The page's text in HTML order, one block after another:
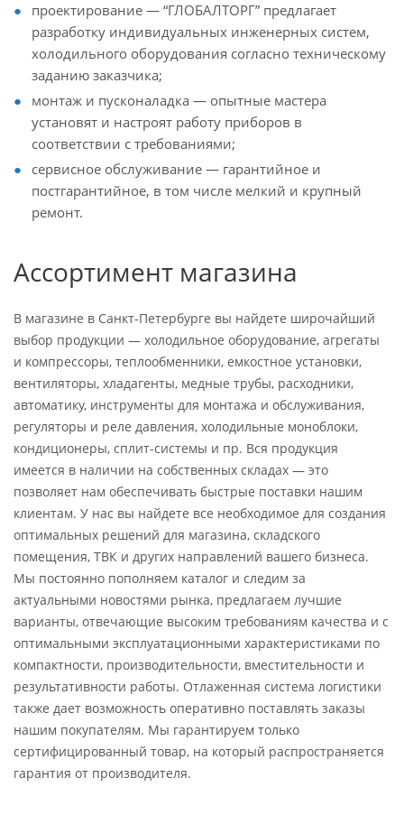
проектирование — “ГЛОБАЛТОРГ” предлагает
разработку индивидуальных инженерных систем,
холодильного оборудования согласно техническому
заданию заказчика;
монтаж и пусконаладка — опытные мастера
установят и настроят работу приборов в
соответствии с требованиями;
сервисное обслуживание — гарантийное и
постгарантийное, в том числе мелкий и крупный
ремонт.
Ассортимент магазина
В магазине в Санкт-Петербурге вы найдете широчайший
выбор продукции — холодильное оборудование, агрегаты
и компрессоры, теплообменники, емкостное установки,
вентиляторы, хладагенты, медные трубы, расходники,
автоматику, инструменты для монтажа и обслуживания,
регуляторы и реле давления, холодильные моноблоки,
кондиционеры, сплит-системы и пр. Вся продукция
имеется в наличии на собственных складах — это
позволяет нам обеспечивать быстрые поставки нашим
клиентам. У нас вы найдете все необходимое для создания
оптимальных решений для магазина, складского
помещения, ТВК и других направлений вашего бизнеса.
Мы постоянно пополняем каталог и следим за
актуальными новостями рынка, предлагаем лучшие
варианты, отвечающие высоким требованиям качества и с
оптимальными эксплуатационными характеристиками по
компактности, производительности, вместительности и
результативности работы. Отлаженная система логистики
также дает возможность оперативно поставлять заказы
нашим покупателям. Мы гарантируем только
сертифицированный товар, на который распространяется
гарантия от производителя.